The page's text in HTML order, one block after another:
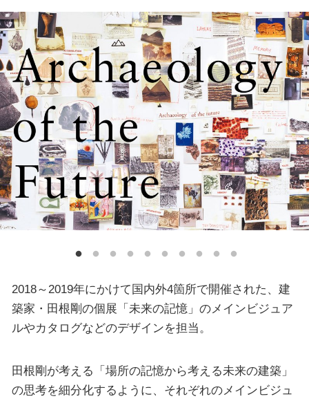
2018～2019年にかけて国内外4箇所で開催された、建
築家・田根剛の個展「未来の記憶」のメインビジュア
ルやカタログなどのデザインを担当。
田根剛が考える「場所の記憶から考える未来の建築」
の思考を細分化するように、それぞれのメインビジュ